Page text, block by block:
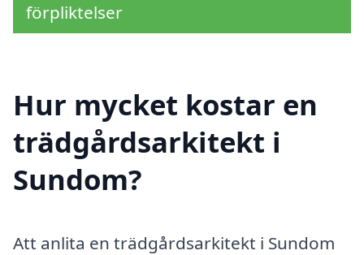
förpliktelser
Hur mycket kostar en
trädgårdsarkitekt i
Sundom?
Att anlita en trädgårdsarkitekt i Sundom